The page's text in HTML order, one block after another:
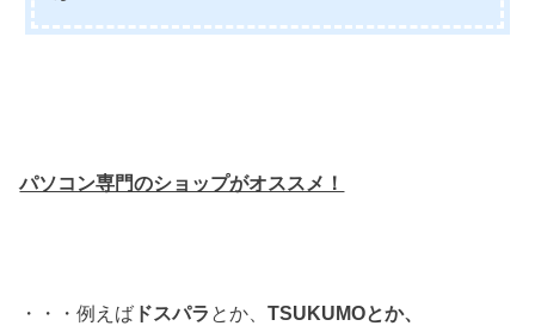
パソコン専門のショップがオススメ！
・・・例えば ドスパラ とか、TSUKUMOとか、